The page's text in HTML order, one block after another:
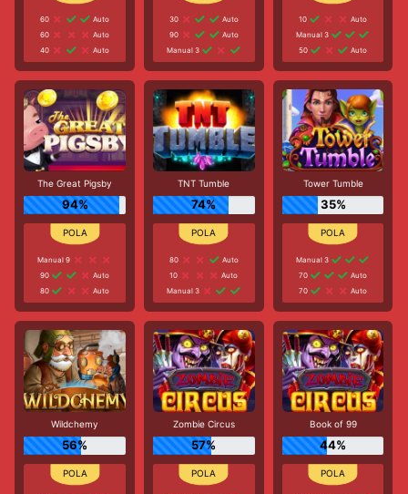
60
Auto
60
Auto
40
Auto
30
Auto
90
Auto
Manual 3
10
Auto
Manual 3
50
Auto
The Great Pigsby
94%
Manual 9
90
Auto
80
Auto
TNT Tumble
74%
80
Auto
10
Auto
Manual 3
Tower Tumble
35%
Manual 3
70
Auto
70
Auto
Wildchemy
56%
Zombie Circus
57%
Book of 99
44%